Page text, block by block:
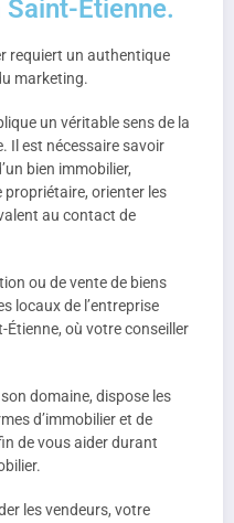
Étienne.
requiert un authentique
marketing.
un véritable sens de la
Il est nécessaire savoir
bien immobilier,
propriétaire, orienter les
au contact de
ou de vente de biens
locaux de l’entreprise
Étienne, où votre conseiller
domaine, dispose les
d’immobilier et de
de vous aider durant
les vendeurs, votre